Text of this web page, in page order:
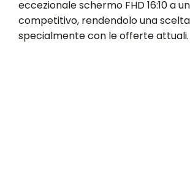
eccezionale schermo FHD 16:10 a
competitivo, rendendolo una
specialmente con le offerte attuali.